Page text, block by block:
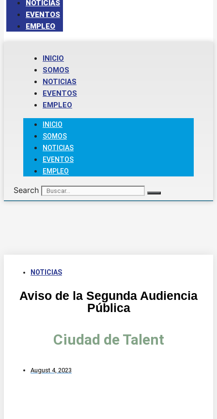
NOTICIAS
EVENTOS
EMPLEO
INICIO
SOMOS
NOTICIAS
EVENTOS
EMPLEO
INICIO
SOMOS
NOTICIAS
EVENTOS
EMPLEO
Search
NOTICIAS
Aviso de la Segunda Audiencia
Pública
Ciudad de Talent
August 4, 2023